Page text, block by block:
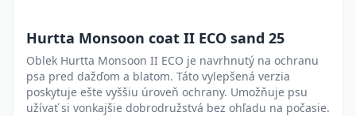
Hurtta Monsoon coat II ECO sand 25
Oblek Hurtta Monsoon II ECO je navrhnutý na ochranu
psa pred dažďom a blatom. Táto vylepšená verzia
poskytuje ešte vyššiu úroveň ochrany. Umožňuje psu
užívať si vonkajšie dobrodružstvá bez ohľadu na počasie.